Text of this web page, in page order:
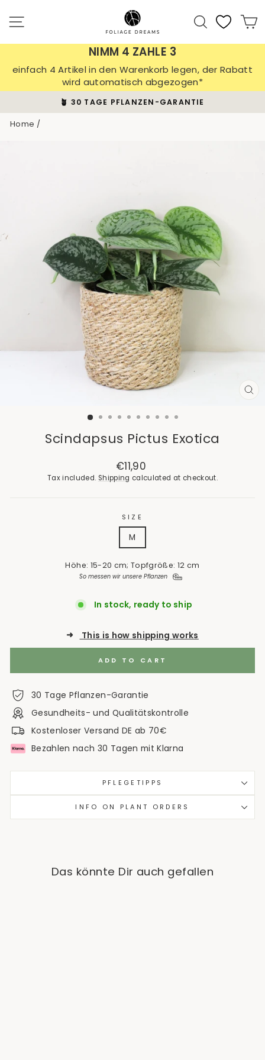
content
Search
NIMM 4 ZAHLE 3
einfach 4 Artikel in den Warenkorb legen, der Rabatt
wird automatisch abgezogen*
Pause
🪴 30 TAGE PFLANZEN-GARANTIE
Home /
Scindapsus Pictus Exotica
Regular
price
€11,90
Tax included. Shipping calculated at checkout.
SIZE
M
Höhe: 15-20 cm; Topfgröße: 12 cm
So messen wir unsere Pflanzen
In stock, ready to ship
➜ This is how shipping works
ADD TO CART
30 Tage Pflanzen-Garantie
Gesundheits- und Qualitätskontrolle
Kostenloser Versand DE ab 70€
Bezahlen nach 30 Tagen mit Klarna
PFLEGETIPPS
INFO ON PLANT ORDERS
Das könnte Dir auch gefallen